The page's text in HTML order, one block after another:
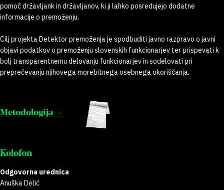
pomoč državljank in državljanov, ki ji lahko posredujejo dodatne
informacije o premoženju.
Cilj projekta Detektor premoženja je spodbuditi javno razpravo o javni
objavi podatkov o premoženju slovenskih funkcionarjev ter prispevati k
bolj transparentnemu delovanju funkcionarjev in sodelovati pri
preprečevanju njihovega morebitnega osebnega okoriščanja.
Metodologija →
Kolofon
Odgovorna urednica
Anuška Delić